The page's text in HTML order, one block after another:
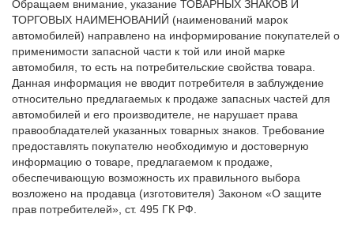
Обращаем внимание, указание ТОВАРНЫХ ЗНАКОВ И
ТОРГОВЫХ НАИМЕНОВАНИЙ (наименований марок
автомобилей) направлено на информирование покупателей о
применимости запасной части к той или иной марке
автомобиля, то есть на потребительские свойства товара.
Данная информация не вводит потребителя в заблуждение
относительно предлагаемых к продаже запасных частей для
автомобилей и его производителе, не нарушает права
правообладателей указанных товарных знаков. Требование
предоставлять покупателю необходимую и достоверную
информацию о товаре, предлагаемом к продаже,
обеспечивающую возможность их правильного выбора
возложено на продавца (изготовителя) Законом «О защите
прав потребителей», ст. 495 ГК РФ.